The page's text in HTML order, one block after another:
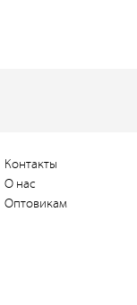
Контакты
О нас
Оптовикам